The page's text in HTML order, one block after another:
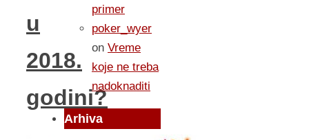
u
2018.
godini?
primer
poker_wyer
on Vreme
koje ne treba
nadoknaditi
Arhiva